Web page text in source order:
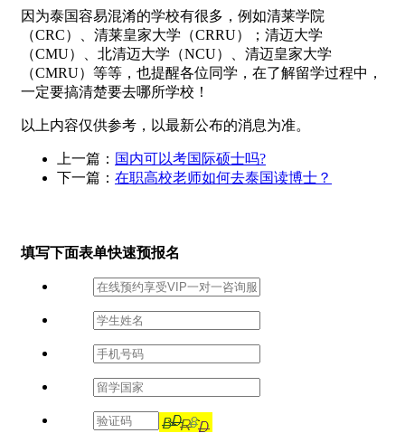
因为泰国容易混淆的学校有很多，例如清莱学院
（CRC）、清莱皇家大学（CRRU）；清迈大学
（CMU）、北清迈大学（NCU）、清迈皇家大学
（CMRU）等等，也提醒各位同学，在了解留学过程中，
一定要搞清楚要去哪所学校！
以上内容仅供参考，以最新公布的消息为准。
上一篇： 国内可以考国际硕士吗?
下一篇： 在职高校老师如何去泰国读博士？
填写下面表单快速预报名